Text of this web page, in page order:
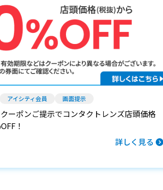
アイシティ会員 画面提示
ーポンご提示でコンタクトレンズ店頭価格
！
詳しく見る